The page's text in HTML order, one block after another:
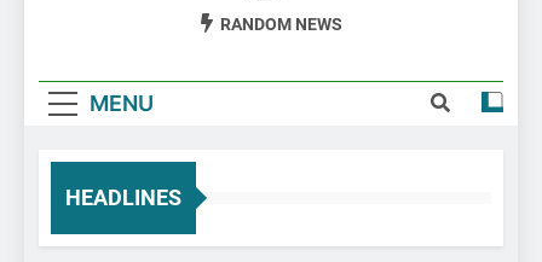
RANDOM NEWS
MENU
HEADLINES